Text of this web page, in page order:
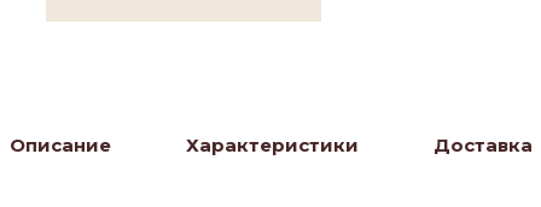
Описание Характеристики Доставка